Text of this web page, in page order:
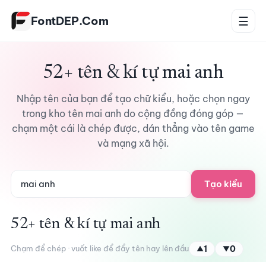
FontDEP.Com ☰
52+ tên & kí tự mai anh
Nhập tên của bạn để tạo chữ kiểu, hoặc chọn ngay
trong kho tên mai anh do cộng đồng đóng góp —
chạm một cái là chép được, dán thẳng vào tên game
và mạng xã hội.
Tạo kiểu
52+ tên & kí tự mai anh
Chạm để chép · vuốt like để đẩy tên hay lên đầu ▲1 ▼0